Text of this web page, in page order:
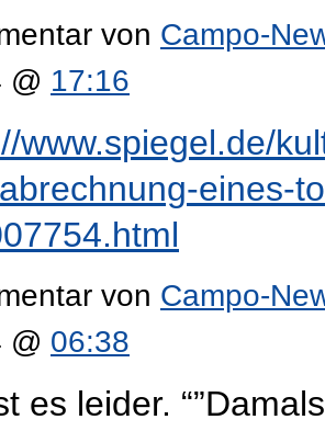
von Campo-
@ 17:16
www.spiegel.de/
eines-
von Campo-
@ 06:38
es leider.